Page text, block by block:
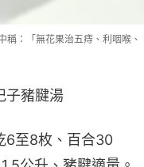
稱：「無花果治五痔、利咽喉、
子豬腱湯
6至8枚、百合30